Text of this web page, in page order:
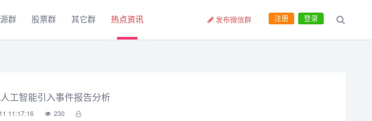
群 股票群 其它群 热点资讯 登录
注册
发布微信群
工智能引入事件报告分析
11:17:16 230